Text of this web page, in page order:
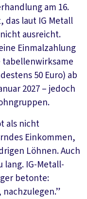
am 16.
das laut IG Metall
ausreicht.
Einmalzahlung
tabellenwirksame
50 Euro) ab
2027 – jedoch
als nicht
Einkommen,
Löhnen. Auch
lang. IG-Metall-
betonte: